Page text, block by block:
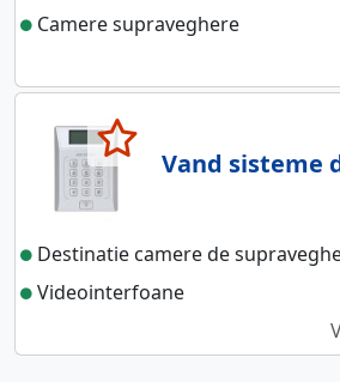
Camere supraveghere
Vand sisteme
Destinatie camere de
Videointerfoane